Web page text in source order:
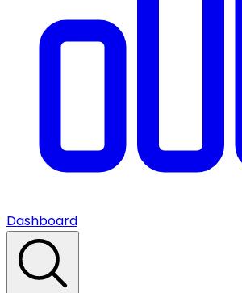
Dashboard